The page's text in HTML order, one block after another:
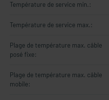
Température de service min.:
Température de service max.:
Plage de température max. câble
posé fixe:
Plage de température max. câble
mobile: